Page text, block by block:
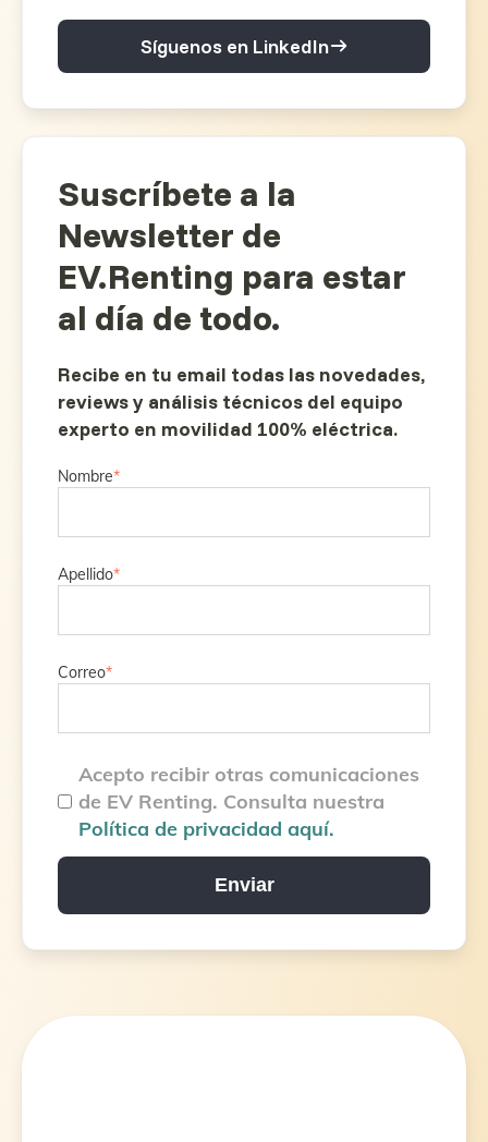
Síguenos en LinkedIn
Suscríbete a la
Newsletter de
EV.Renting para estar
al día de todo.
Recibe en tu email todas las novedades,
reviews y análisis técnicos del equipo
experto en movilidad 100% eléctrica.
Nombre*
Apellido*
Correo*
Acepto recibir otras comunicaciones
de EV Renting. Consulta nuestra
Política de privacidad aquí.